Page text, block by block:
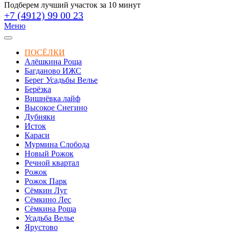
Подберем лучший участок за 10 минут
+7 (4912) 99 00 23
Меню
ПОСЁЛКИ
Алёшкина Роща
Багданово ИЖС
Берег Усадьбы Велье
Берёзка
Вишнёвка лайф
Высокое Снегино
Дубняки
Исток
Караси
Мурмина Слобода
Новый Рожок
Речной квартал
Рожок
Рожок Парк
Сёмкин Луг
Сёмкино Лес
Сёмкина Роща
Усадьба Велье
Ярустово